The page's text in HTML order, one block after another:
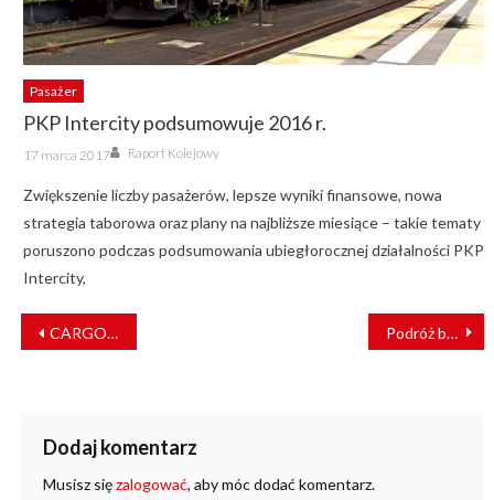
Pasażer
PKP Intercity podsumowuje 2016 r.
Posted
on
17 marca 2017 Author
Raport Kolejowy
Zwiększenie liczby pasażerów, lepsze wyniki finansowe, nowa
strategia taborowa oraz plany na najbliższe miesiące – takie tematy
poruszono podczas podsumowania ubiegłorocznej działalności PKP
Intercity,
NAWIGACJA
WPISU
CARGOUNIT z dodatkowym kredytem inwestycyjnym. Zakupi nowoczesne lokomotywy Podróż bez barier z POLREGIO
Dodaj komentarz
Musisz sięzalogować, aby móc dodać komentarz.